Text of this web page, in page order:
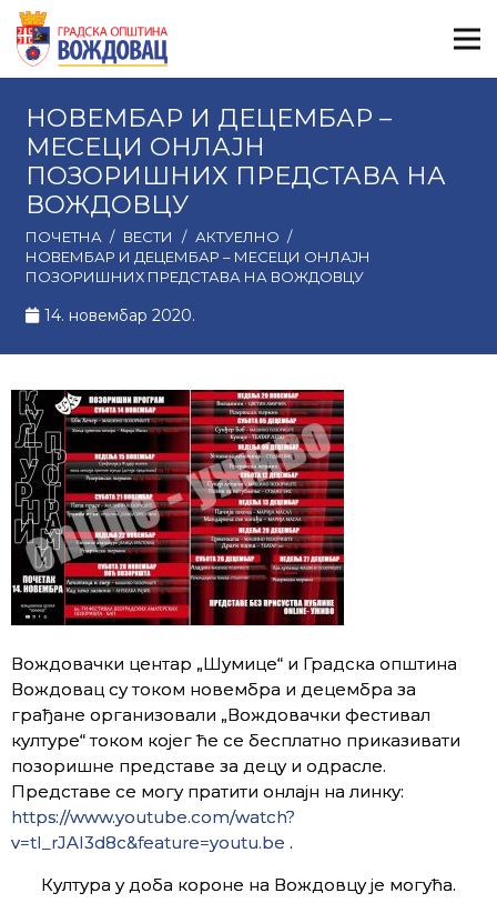
НОВЕМБАР И ДЕЦЕМБАР –
МЕСЕЦИ ОНЛАЈН
ПОЗОРИШНИХ ПРЕДСТАВА НА
ВОЖДОВЦУ
ПОЧЕТНА / ВЕСТИ / АКТУЕЛНО /
НОВЕМБАР И ДЕЦЕМБАР – МЕСЕЦИ ОНЛАЈН
ПОЗОРИШНИХ ПРЕДСТАВА НА ВОЖДОВЦУ
14. новембар 2020.
Вождовачки центар „Шумице“ и Градска општина
Вождовац су током новембра и децембра за
грађане организовали „Вождовачки фестивал
културе“ током којег ће се бесплатно приказивати
позоришне представе за децу и одрасле.
Представе се могу пратити онлајн на линку:
https://www.youtube.com/watch?
v=tI_rJAI3d8c&feature=youtu.be .
Култура у доба короне на Вождовцу је могућа.